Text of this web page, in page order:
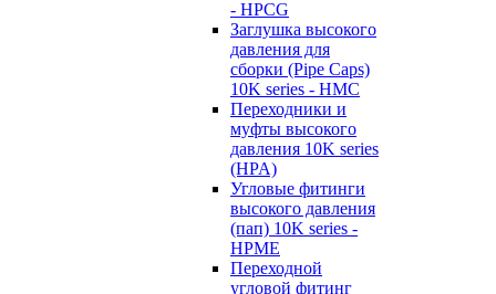
- HPCG
Заглушка высокого
давления для
сборки (Pipe Caps)
10K series - HMC
Переходники и
муфты высокого
давления 10K series
(HPA)
Угловые фитинги
высокого давления
(пап) 10K series -
HPME
Переходной
угловой фитинг